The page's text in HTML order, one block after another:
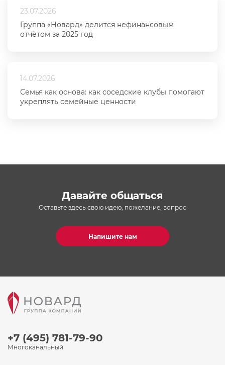
23.07.2026
Группа «Новард» делится нефинансовым
отчётом за 2025 год
14.07.2026
Семья как основа: как соседские клубы помогают
укреплять семейные ценности
Давайте общаться
Оставьте здесь свою идею, пожелание, вопрос
Напишите нам
+7 (495) 781-79-90
Многоканальный